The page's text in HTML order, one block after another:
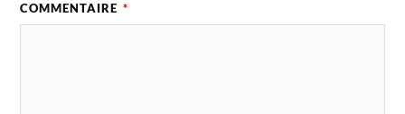
COMMENTAIRE *